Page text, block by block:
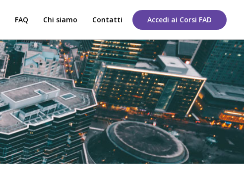
FAQ Chi siamo Contatti Accedi ai Corsi FAD